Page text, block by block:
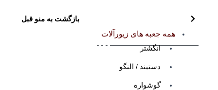
بازگشت به منو قبل
همه جعبه های زیورآلات
انگشتر
دستبند / النگو
گوشواره